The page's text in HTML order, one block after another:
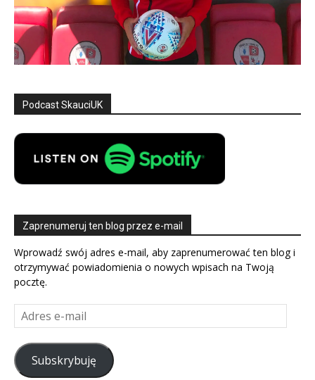
Podcast SkauciUK
Zaprenumeruj ten blog przez e-mail
Wprowadź swój adres e-mail, aby zaprenumerować ten blog i
otrzymywać powiadomienia o nowych wpisach na Twoją
pocztę.
Adres
e-
mail
Subskrybuję